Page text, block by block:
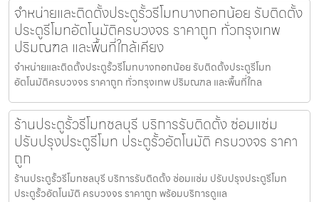
จำหน่ายและติดตั้งประตูรั้วรีโมทบางกอกน้อย รับติดตั้ง
ประตูรีโมทอัตโนมัติครบวงจร ราคาถูก ทั่วกรุงเทพ
ปริมณฑล และพื้นที่ใกล้เคียง
จำหน่ายและติดตั้งประตูรั้วรีโมทบางกอกน้อย รับติดตั้งประตูรีโมท
อัตโนมัติครบวงจร ราคาถูก ทั่วกรุงเทพ ปริมณฑล และพื้นที่ใกล
ร้านประตูรั้วรีโมทชลบุรี บริการรับติดตั้ง ซ่อมแซ่ม
ปรับปรุงประตูรีโมท ประตูรั้วอัตโนมัติ ครบวงจร ราคา
ถูก
ร้านประตูรั้วรีโมทชลบุรี บริการรับติดตั้ง ซ่อมแซ่ม ปรับปรุงประตูรีโมท
ประตูรั้วอัตโนมัติ ครบวงจร ราคาถูก พร้อมบริการดูแล